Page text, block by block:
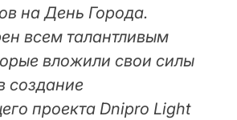
на День Города.
всем талантливым
вложили свои силы
создание
проекта Dnipro Light